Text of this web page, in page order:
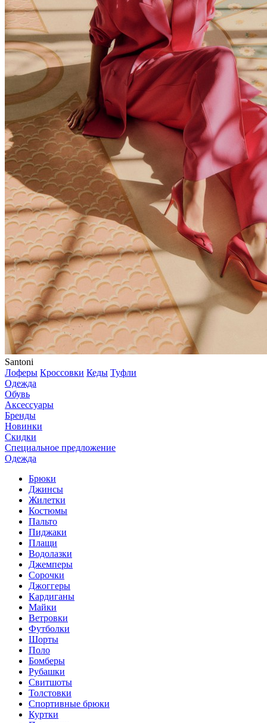
Santoni
Лоферы Кроссовки Кеды Туфли
Одежда
Обувь
Аксессуары
Бренды
Новинки
Скидки
Специальное предложение
Одежда
Брюки
Джинсы
Жилетки
Костюмы
Пальто
Пиджаки
Плащи
Водолазки
Джемперы
Сорочки
Джоггеры
Кардиганы
Майки
Ветровки
Футболки
Шорты
Поло
Бомберы
Рубашки
Свитшоты
Толстовки
Спортивные брюки
Куртки